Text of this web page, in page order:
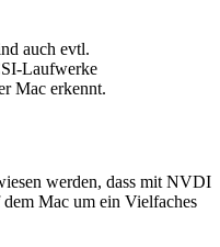
auch evtl.
Laufwerke
Mac erkennt.
werden, dass mit NVDI
Mac um ein Vielfaches